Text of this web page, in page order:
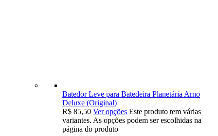
Batedor Leve para Batedeira Planetária Arno
Deluxe (Original)
R$ 85,50 Ver opções Este produto tem várias
variantes. As opções podem ser escolhidas na
página do produto